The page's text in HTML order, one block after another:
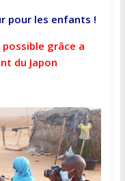
pour les enfants !
grâce a
du Japon